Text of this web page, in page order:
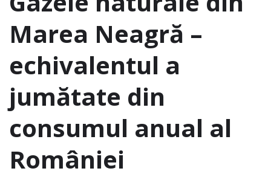
Marea Neagră –
echivalentul a
jumătate din
consumul anual al
României